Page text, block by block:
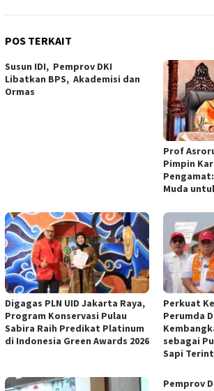
POS TERKAIT
Susun IDI, Pemprov DKI
Libatkan BPS, Akademisi dan
Ormas
Prof
Pimpin
Muda
Digagas PLN UID Jakarta Raya,
Program Konservasi Pulau
Sabira Raih Predikat Platinum
di Indonesia Green Awards 2026
Perkuat
Perumda
sebagai
Sapi
Pemprov